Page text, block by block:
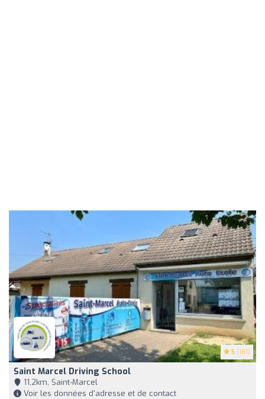
5 (181)
Saint Marcel Driving School
11,2km, Saint-Marcel
Voir les données d'adresse et de contact